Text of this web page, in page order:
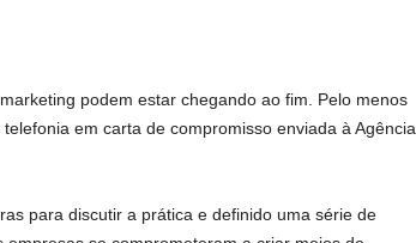
podem estar chegando ao fim. Pelo menos
em carta de compromisso enviada à Agência
para discutir a prática e definido uma série de